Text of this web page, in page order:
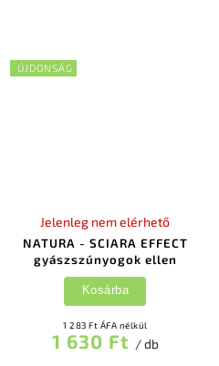
ÚJDONSÁG
NATURA - SCIARA EFFECT
gyászszúnyogok ellen
Jelenleg nem elérhető
1 283 Ft ÁFA nélkül
1 630 Ft / db
Kosárba